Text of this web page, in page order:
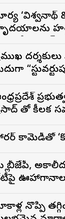
‘విశ్వనాథ్
కీలక సమావేశంలో పాల్గొన్న
ఎండి
కామెడీతో
బీజేపీ,
నొప్పి